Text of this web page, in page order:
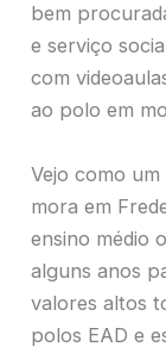
bem
e serviço
com
ao polo em
Vejo como
mora em
ensino médio
alguns anos
valores altos
polos EAD e